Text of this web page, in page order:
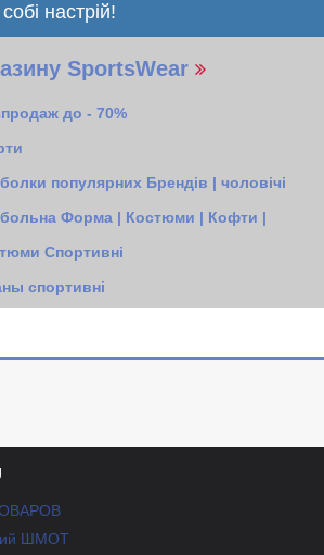
настрій!
SportsWear
до - 70%
популярних Брендів | чоловічі
Форма | Костюми | Кофти |
Спортивні
спортивні
ШМОТ